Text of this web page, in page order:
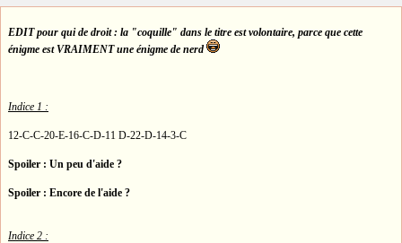
EDIT pour qui de droit : la "coquille" dans le titre est volontaire, parce que cette
énigme est VRAIMENT une énigme de nerd
Indice 1 :
12-C-C-20-E-16-C-D-11 D-22-D-14-3-C
Spoiler : Un peu d'aide ?
Spoiler : Encore de l'aide ?
Indice 2 :